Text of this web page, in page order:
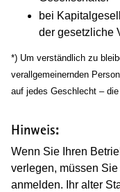
bei
der gesetzliche
*) Um verständlich zu
verallgemeinernden
auf jedes Geschlecht –
Hinweis:
Wenn Sie Ihren
verlegen, müssen
anmelden. Ihr alter